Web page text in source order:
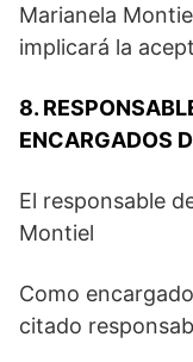
Marianela
implicará la
8.
ENCARGADOS
El responsable
Montiel
Como
citado